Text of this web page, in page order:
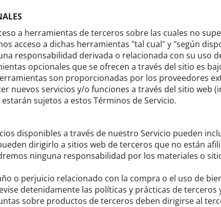
a herramientas de terceros sobre las cuales no
acceso a dichas herramientas "tal cual" y "según
responsabilidad derivada o relacionada con su uso
opcionales que se ofrecen a través del sitio es
son proporcionadas por los proveedores
nuevos servicios y/o funciones a través del sitio web
sujetos a estos Términos de Servicio.
disponibles a través de nuestro Servicio pueden
dirigirlo a sitios web de terceros que no están
ninguna responsabilidad por los materiales o
o perjuicio relacionado con la compra o el uso de
detenidamente las políticas y prácticas de
sobre productos de terceros deben dirigirse al